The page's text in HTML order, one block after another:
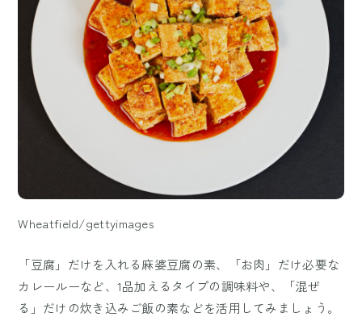
Wheatfield/gettyimages
「豆腐」だけを入れる麻婆豆腐の素、「お肉」だけ必要な
カレールーなど、1品加えるタイプの調味料や、「混ぜ
る」だけの炊き込みご飯の素などを活用してみましょう。